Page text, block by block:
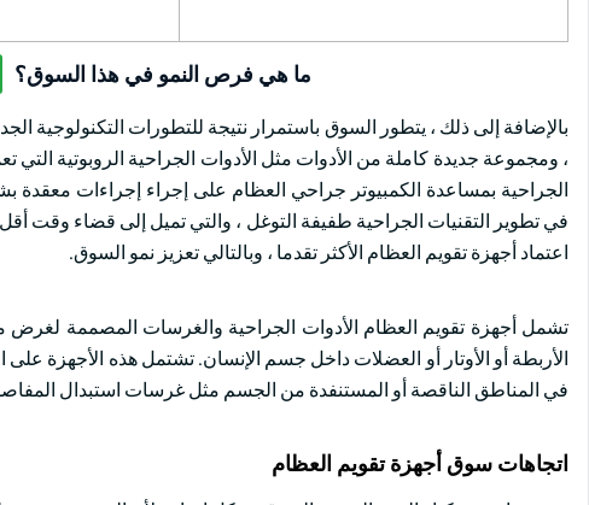
ما هي فرص النمو في هذا السوق؟
بالإضافة إلى ذلك ، يتطور السوق باستمرار نتيجة للتطورات التكنولوجية
، ومجموعة جديدة كاملة من الأدوات مثل الأدوات الجراحية الروبوتية
الجراحية بمساعدة الكمبيوتر جراحي العظام على إجراء إجراءات
في تطوير التقنيات الجراحية طفيفة التوغل ، والتي تميل إلى قضاء
اعتماد أجهزة تقويم العظام الأكثر تقدما ، وبالتالي تعزيز نمو السوق.
تشمل أجهزة تقويم العظام الأدوات الجراحية والغرسات المصممة لغرض
الأربطة أو الأوتار أو العضلات داخل جسم الإنسان. تشتمل هذه الأجهزة
في المناطق الناقصة أو المستنفدة من الجسم مثل غرسات استبدال المفاصل
اتجاهات سوق أجهزة تقويم العظام